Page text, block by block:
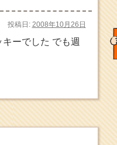
投稿日: 2008年10月26日
ーでした でも週